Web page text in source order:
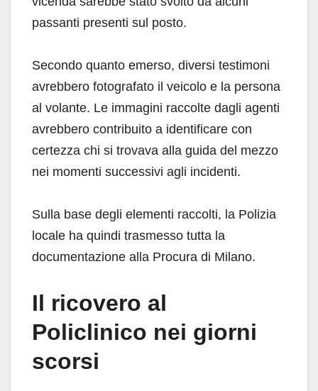
passanti presenti sul posto.
Secondo quanto emerso, diversi testimoni
avrebbero fotografato il veicolo e la persona
al volante. Le immagini raccolte dagli agenti
avrebbero contribuito a identificare con
certezza chi si trovava alla guida del mezzo
nei momenti successivi agli incidenti.
Sulla base degli elementi raccolti, la Polizia
locale ha quindi trasmesso tutta la
documentazione alla Procura di Milano.
Il ricovero al
Policlinico nei giorni
scorsi